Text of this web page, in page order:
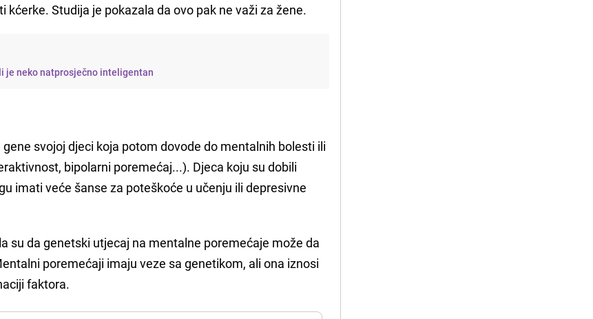
Studija je pokazala da ovo pak ne važi za žene.
je neko natprosječno inteligentan
svojoj djeci koja potom dovode do mentalnih bolesti ili
bipolarni poremećaj...). Djeca koju su dobili
imati veće šanse za poteškoće u učenju ili depresivne
su da genetski utjecaj na mentalne poremećaje može da
poremećaji imaju veze sa genetikom, ali ona iznosi
faktora.